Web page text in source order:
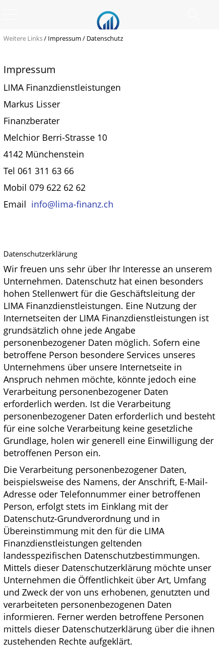
Weitere Links/ Impressum / Datenschutz
Impressum
LIMA Finanzdienstleistungen
Markus Lisser
Finanzberater
Melchior Berri-Strasse 10
4142 Münchenstein
Tel 061 311 63 66
Mobil 079 622 62 62
Email info@lima-finanz.ch
Datenschutzerklärung
Wir freuen uns sehr über Ihr Interesse an unserem
Unternehmen. Datenschutz hat einen besonders
hohen Stellenwert für die Geschäftsleitung der
LIMA Finanzdienstleistungen. Eine Nutzung der
Internetseiten der LIMA Finanzdienstleistungen ist
grundsätzlich ohne jede Angabe
personenbezogener Daten möglich. Sofern eine
betroffene Person besondere Services unseres
Unternehmens über unsere Internetseite in
Anspruch nehmen möchte, könnte jedoch eine
Verarbeitung personenbezogener Daten
erforderlich werden. Ist die Verarbeitung
personenbezogener Daten erforderlich und besteht
für eine solche Verarbeitung keine gesetzliche
Grundlage, holen wir generell eine Einwilligung der
betroffenen Person ein.
Die Verarbeitung personenbezogener Daten,
beispielsweise des Namens, der Anschrift, E-Mail-
Adresse oder Telefonnummer einer betroffenen
Person, erfolgt stets im Einklang mit der
Datenschutz-Grundverordnung und in
Übereinstimmung mit den für die LIMA
Finanzdienstleistungen geltenden
landesspezifischen Datenschutzbestimmungen.
Mittels dieser Datenschutzerklärung möchte unser
Unternehmen die Öffentlichkeit über Art, Umfang
und Zweck der von uns erhobenen, genutzten und
verarbeiteten personenbezogenen Daten
informieren. Ferner werden betroffene Personen
mittels dieser Datenschutzerklärung über die ihnen
zustehenden Rechte aufgeklärt.